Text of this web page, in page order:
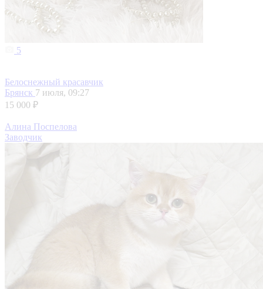
5
Белоснежный красавчик
Брянск 7 июля, 09:27
15 000 ₽
Алина Поспелова
Заводчик